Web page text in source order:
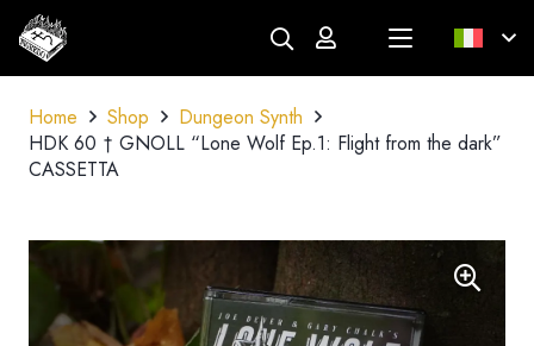
Home Shop
Dungeon Synth
HDK 60 † GNOLL “Lone Wolf Ep.1: Flight from the dark”
CASSETTA